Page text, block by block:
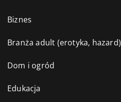
Biznes
Branża adult (erotyka, hazard)
Dom i ogród
Edukacja